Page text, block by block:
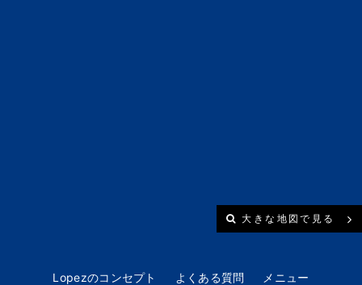
大きな地図で見る
Lopezのコンセプト よくある質問 メニュー